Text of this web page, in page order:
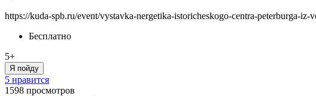
https://kuda-spb.ru/event/vystavka-nergetika-istoricheskogo-centra-peterburga-iz-
Бесплатно
5+
Я пойду
5 нравится
1598 просмотров